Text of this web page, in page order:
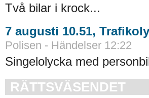
Två bilar i krock...
7 augusti 10.51,
Polisen - Händelser 12:22
Singelolycka med
RÄTTSVÄSENDET